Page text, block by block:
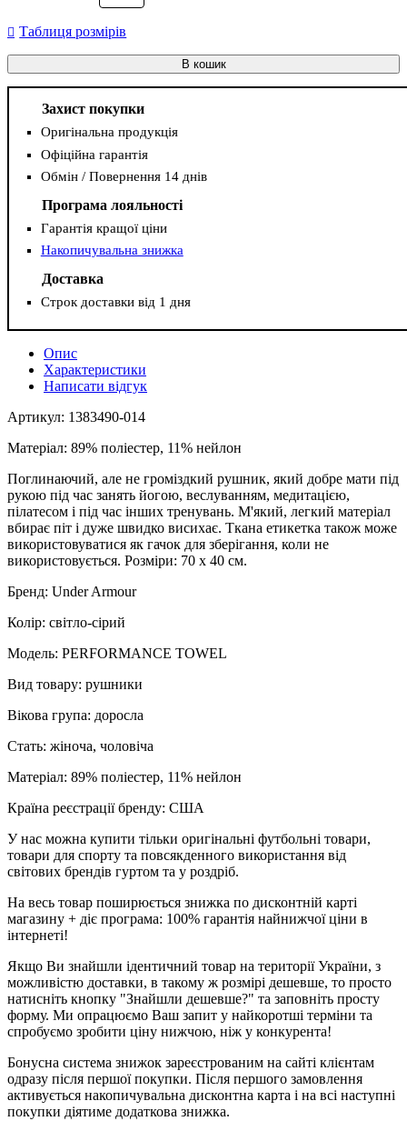
Таблиця розмірів
В кошик
Захист покупки
Оригінальна продукція
Офіційна гарантія
Обмін / Повернення 14 днів
Програма лояльності
Гарантія кращої ціни
Накопичувальна знижка
Доставка
Строк доставки від 1 дня
Опис
Характеристики
Написати відгук
Артикул: 1383490-014
Матеріал: 89% поліестер, 11% нейлон
Поглинаючий, але не громіздкий рушник, який добре мати під
рукою під час занять йогою, веслуванням, медитацією,
пілатесом і під час інших тренувань. М'який, легкий матеріал
вбирає піт і дуже швидко висихає. Ткана етикетка також може
використовуватися як гачок для зберігання, коли не
використовується. Розміри: 70 х 40 см.
Бренд: Under Armour
Колір: світло-сірий
Модель: PERFORMANCE TOWEL
Вид товару: рушники
Вікова група: доросла
Стать: жіноча, чоловіча
Матеріал: 89% поліестер, 11% нейлон
Країна реєстрації бренду: США
У нас можна купити тільки оригінальні футбольні товари,
товари для спорту та повсякденного використання від
світових брендів гуртом та у роздріб.
На весь товар поширюється знижка по дисконтній карті
магазину + діє програма: 100% гарантія найнижчої ціни в
інтернеті!
Якщо Ви знайшли ідентичний товар на території України, з
можливістю доставки, в такому ж розмірі дешевше, то просто
натисніть кнопку "Знайшли дешевше?" та заповніть просту
форму. Ми опрацюємо Ваш запит у найкоротші терміни та
спробуємо зробити ціну нижчою, ніж у конкурента!
Бонусна система знижок зареєстрованим на сайті клієнтам
одразу після першої покупки. Після першого замовлення
активується накопичувальна дисконтна карта і на всі наступні
покупки діятиме додаткова знижка.